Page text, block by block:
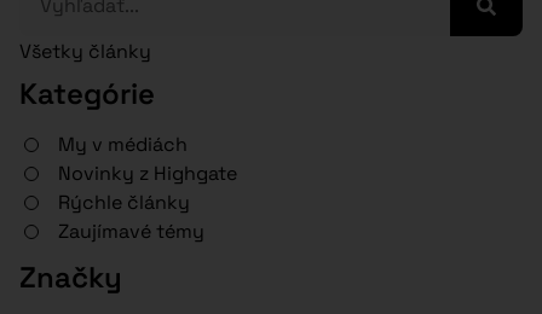
Všetky články
Kategórie
My v médiách
Novinky z Highgate
Rýchle články
Zaujímavé témy
Značky